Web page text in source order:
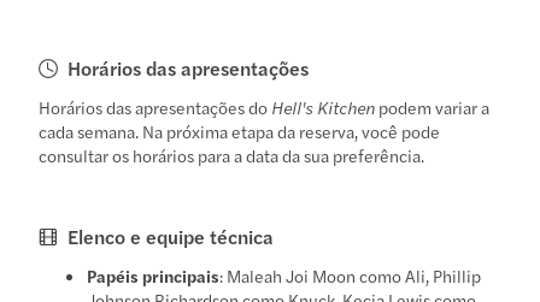
Horários das apresentações
Horários das apresentações do Hell's Kitchen podem variar a
cada semana. Na próxima etapa da reserva, você pode
consultar os horários para a data da sua preferência.
Elenco e equipe técnica
Papéis principais: Maleah Joi Moon como Ali, Phillip